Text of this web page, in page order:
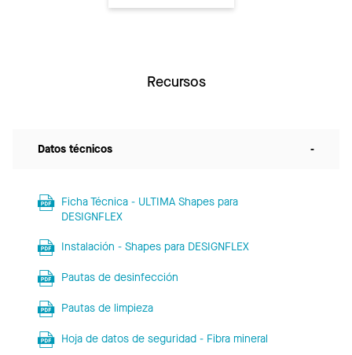
Recursos
Datos técnicos -
Ficha Técnica - ULTIMA Shapes para
DESIGNFLEX
Instalación - Shapes para DESIGNFLEX
Pautas de desinfección
Pautas de limpieza
Hoja de datos de seguridad - Fibra mineral